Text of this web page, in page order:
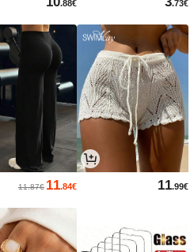
.73€
.88€
11.99€
11.84€
11.87€